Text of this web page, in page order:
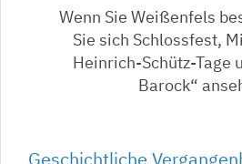
Wenn Sie Weißenfels
Sie sich Schlossfest,
Heinrich-Schütz-Tage
Barock“